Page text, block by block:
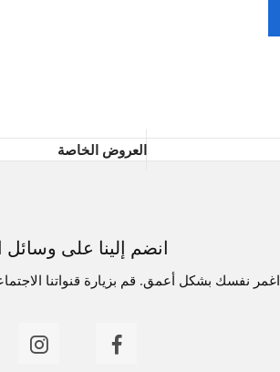
العروض الخاصة
انضم إلينا على وسائل
اغمر نفسك بشكل أعمق. قم بزيارة قنواتنا